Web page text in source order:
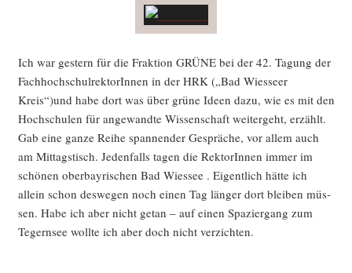
Ich war ges­tern für die Frak­ti­on GRÜNE bei der 42. Tagung der
Fach­hoch­schul­rek­to­rIn­nen in der HRK („Bad Wies­se­er
Kreis“)und habe dort was über grü­ne Ideen dazu, wie es mit den
Hoch­schu­len für ange­wand­te Wis­sen­schaft wei­ter­geht, erzählt.
Gab eine gan­ze Rei­he span­nen­der Gesprä­che, vor allem auch
am Mit­tags­tisch. Jeden­falls tagen die Rek­to­rIn­nen immer im
schö­nen ober­bay­ri­schen Bad Wies­see . Eigent­lich hät­te ich
allein schon des­we­gen noch einen Tag län­ger dort blei­ben müs­
sen. Habe ich aber nicht getan – auf einen Spa­zier­gang zum
Tegern­see woll­te ich aber doch nicht verzichten.